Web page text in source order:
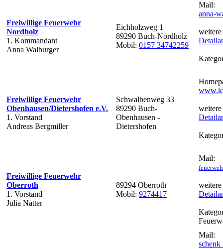
Freiwillige Feuerwehr
Nordholz
1. Kommandant
Anna Walburger
Eichholzweg 1
89290 Buch-Nordholz
Mobil: 0157 34742259
Mail:
anna-
Freiwillige Feuerwehr
Obenhausen/Dietershofen e.V.
1. Vorstand
Andreas Bergmiller
Schwalbenweg 33
89290 Buch-
Obenhausen -
Dietershofen
Freiwillige Feuerwehr
Oberroth
1. Vorstand
Julia Natter
89294 Oberroth
Mobil: 9274417
Mail:
Mail: